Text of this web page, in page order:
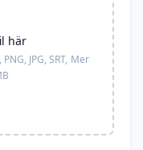
här
JPG, SRT, Mer